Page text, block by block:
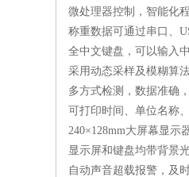
微处理器控制，智能化
称重数据可通过串口、
全中文键盘，可以输入
采用动态采样及模糊算
多方式检测，数据准确
可打印时间、单位名称
240×128mm大屏幕显示
显示屏和键盘均带背景
自动声音超载报警，及